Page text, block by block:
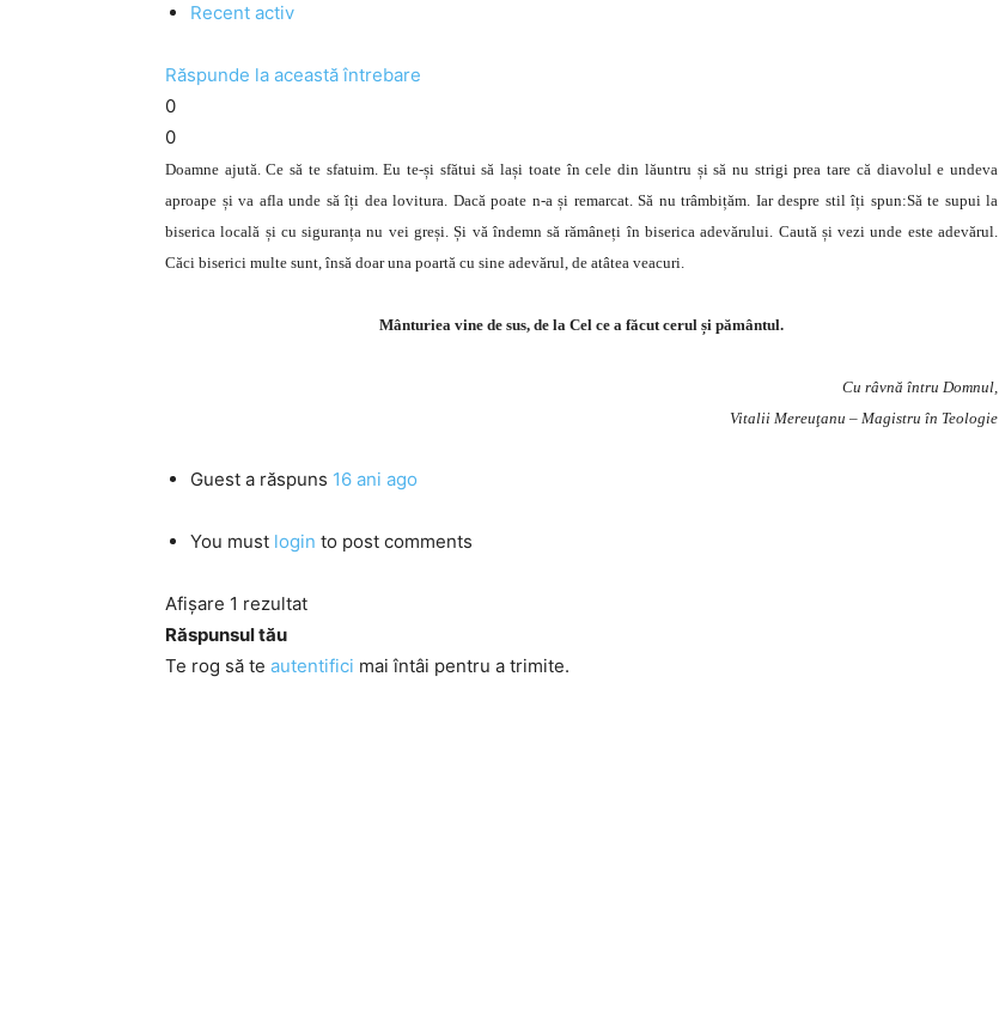
Recent activ
Răspunde la această întrebare
0
0
Doamne ajută. Ce să te sfatuim. Eu te-și sfătui să lași toate în cele din lăuntru și să nu strigi prea tare că diavolul e undeva
aproape și va afla unde să îți dea lovitura. Dacă poate n-a și remarcat. Să nu trâmbițăm. Iar despre stil îți spun:Să te supui la
biserica locală și cu siguranța nu vei greși. Și vă îndemn să rămâneți în biserica adevărului. Caută și vezi unde este adevărul.
Căci biserici multe sunt, însă doar una poartă cu sine adevărul, de atâtea veacuri.
Mânturiea vine de sus, de la Cel ce a făcut cerul și pământul.
Cu râvnă întru Domnul,
Vitalii Mereuţanu – Magistru în Teologie
Guest a răspuns 16 ani ago
You must login to post comments
Afișare 1 rezultat
Răspunsul tău
Te rog să te autentifici mai întâi pentru a trimite.